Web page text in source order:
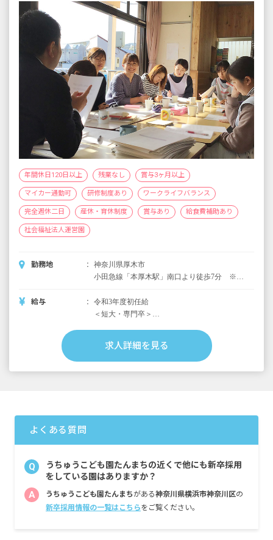
その他手当、交通費（月30,000円まで）
・時間外手当・早遅番手当（日額500円）
年間休日120日以上 残業なし 賞与3ヶ月以上
マイカー通勤可 研修制度あり ワークライフバランス
完全週休二日 産休・育休制度 賞与あり 給食費補助あり
社会福祉法人運営園
勤務地
神奈川県厚木市
小田急線「本厚木駅」南口より徒歩7分 ※近
局、本屋、カフェ、ファッション、雑貨何で
も揃っています。園の近くにはお散歩ができ
給与
令和3年度初任給
＜短大・専門卒＞
含：処遇改善手当・皆勤手当・固定残業代
※固定残業代は6,000円／3.5時間分。超過分別
途支給
賞与：年2回 3ヶ月分（前年度実績）
昇給：年1回 6月
・時間外手当・早遅番手当（日額500円）
求人詳細を見る
よくある質問
Q
うちゅうこども園たんまちの近くで他にも新卒採用
をしている園はありますか？
A うちゅうこども園たんまちがある神奈川県横浜市神奈川区の
新卒採用情報の一覧はこちらをご覧ください。